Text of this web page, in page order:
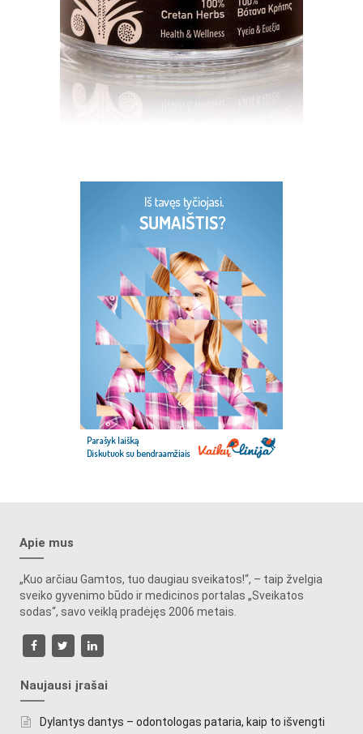
Apie mus
„Kuo arčiau Gamtos, tuo daugiau sveikatos!“, – taip žvelgia
sveiko gyvenimo būdo ir medicinos portalas „Sveikatos
sodas“, savo veiklą pradėjęs 2006 metais.
Naujausi įrašai
Dylantys dantys – odontologas pataria, kaip to išvengti